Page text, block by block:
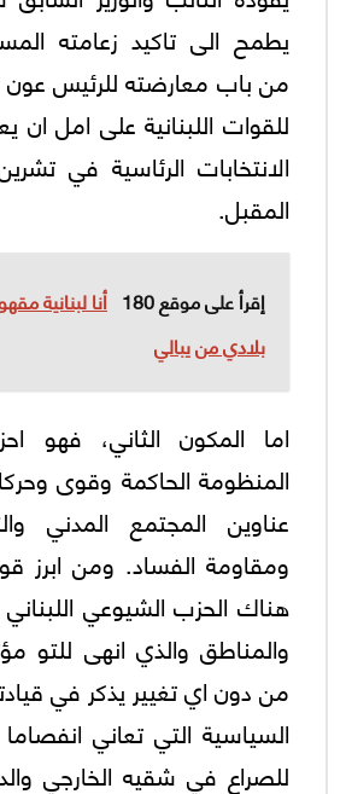
يطمح الى تاكيد زعامته
من باب معارضته للرئيس عون
للقوات اللبنانية على امل
الانتخابات الرئاسية في
المقبل.
إقرأ على موقع 180
أنا لبنانية
بلادي من يبالي
اما المكون الثاني، فهو
المنظومة الحاكمة وقوى
عناوين المجتمع المدني
ومقاومة الفساد. ومن ابرز
هناك الحزب الشيوعي اللبناني
والمناطق والذي انهى للتو
من دون اي تغيير يذكر في
السياسية التي تعاني
للصراع في شقيه الخارجي